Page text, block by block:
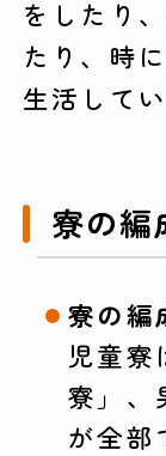
をしたり
たり、時
生活してい
寮の編
寮の編
児童寮
寮」、
が全部